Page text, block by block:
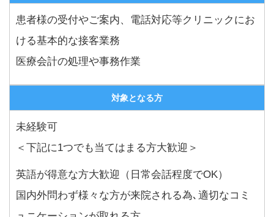
患者様の受付やご案内、電話対応等クリニックにお
ける基本的な接客業務
医療会計の処理や事務作業
対象となる方
未経験可
＜下記に1つでも当てはまる方大歓迎＞
英語が得意な方大歓迎（日常会話程度でOK）
国内外問わず様々な方が来院される為､適切なコミ